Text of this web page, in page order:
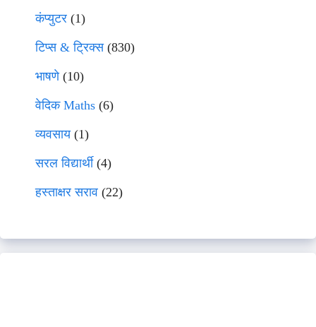
कंप्युटर (1)
टिप्स & ट्रिक्स(830)
भाषणे(10)
वेदिक Maths (6)
व्यवसाय(1)
सरल विद्यार्थी(4)
हस्ताक्षर सराव (22)